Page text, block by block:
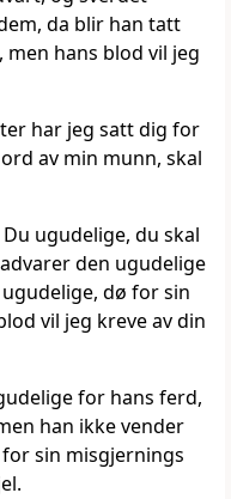
da blir han tatt
hans blod vil jeg
har jeg satt dig for
av min munn, skal
ugudelige, du skal
den ugudelige
dø for sin
vil jeg kreve av din
for hans ferd,
han ikke vender
sin misgjernings